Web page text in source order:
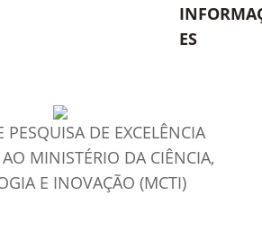
ES
PESQUISA DE EXCELÊNCIA
MINISTÉRIO DA CIÊNCIA,
E INOVAÇÃO (MCTI)